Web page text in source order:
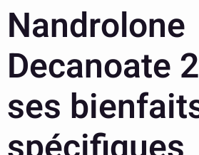
Nandrolone
Decanoate
ses